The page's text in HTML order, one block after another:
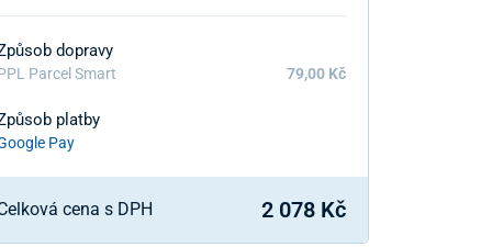
dopravy
Parcel Smart 79,00 Kč
platby
Pay
cena s DPH 2 078 Kč